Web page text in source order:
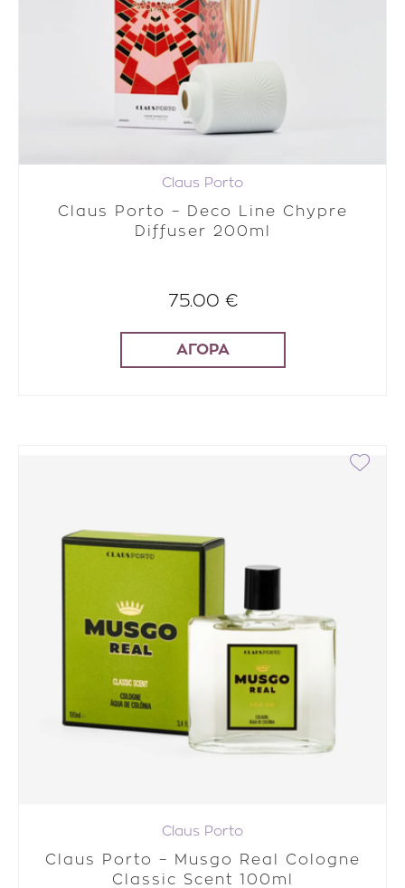
Claus Porto
Claus Porto – Deco Line Chypre
Diffuser 200ml
75.00 €
ΑΓΟΡΑ
Claus Porto
Claus Porto – Musgo Real Cologne
Classic Scent 100ml